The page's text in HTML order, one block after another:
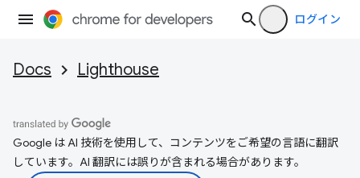
ログイン
Docs Lighthouse
Google は AI 技術を使用して、コンテンツをご希望の言語に翻訳
しています。AI 翻訳には誤りが含まれる場合があります。